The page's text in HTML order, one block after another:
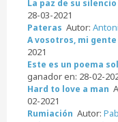
La paz de su silencio
28-03-2021
Pateras Autor:
A vosotros, mi gente
2021
Este es un poema
ganador en: 28-02-
Hard to love a man
02-2021
Rumiación Autor: